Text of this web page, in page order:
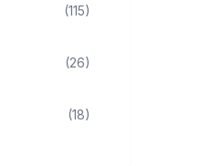
(115)
(26)
(18)